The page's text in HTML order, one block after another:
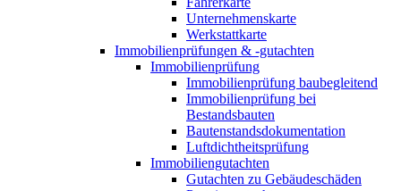
Unternehmenskarte
Werkstattkarte
Immobilienprüfungen & -gutachten
Immobilienprüfung
Immobilienprüfung baubegleitend
Immobilienprüfung bei
Bestandsbauten
Bautenstandsdokumentation
Luftdichtheitsprüfung
Immobiliengutachten
Gutachten zu Gebäudeschäden